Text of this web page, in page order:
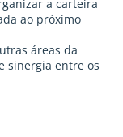
a carteira
ao próximo
áreas da
sinergia entre os